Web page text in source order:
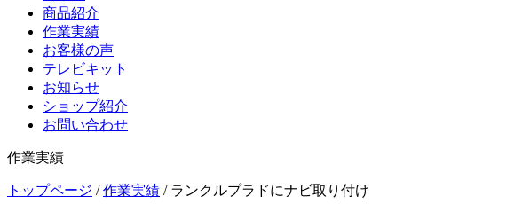
商品紹介
作業実績
お客様の声
テレビキット
お知らせ
ショップ紹介
お問い合わせ
作業実績
トップページ /作業実績 / ランクルプラドにナビ取り付け